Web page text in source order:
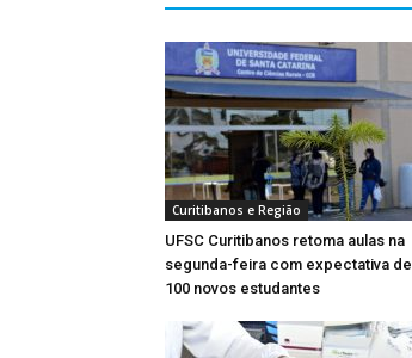
Curitibanos e Região
UFSC Curitibanos retoma aulas na
segunda-feira com expectativa de
100 novos estudantes